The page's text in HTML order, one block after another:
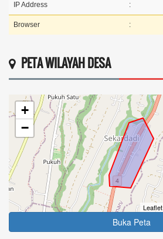
IP Address :
Browser :
PETA WILAYAH DESA
+
−
Leaflet
Buka Peta